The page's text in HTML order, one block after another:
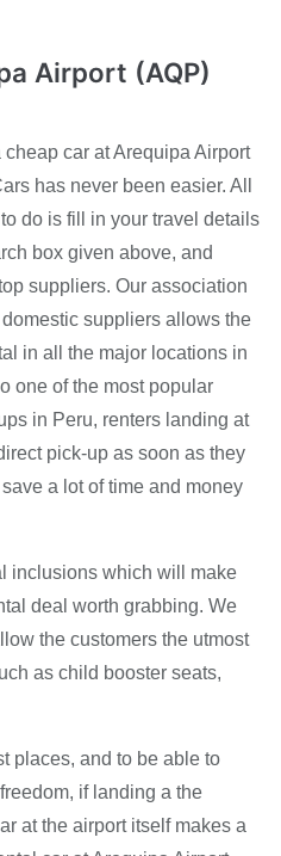
Airport (AQP)
cheap car at Arequipa Airport
has never been easier. All
do is fill in your travel details
box given above, and
suppliers. Our association
suppliers allows the
in all the major locations in
one of the most popular
in Peru, renters landing at
pick-up as soon as they
a lot of time and money
inclusions which will make
deal worth grabbing. We
the customers the utmost
as child booster seats,
places, and to be able to
if landing a the
at the airport itself makes a